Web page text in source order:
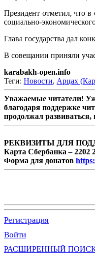
Президент отметил, что
социально-
Глава государства дал
В совещании приняли
karabakh-open.info
Теги: Новости, Арцах
Уважаемые читатели!
благодаря поддержке
продолжал
РЕКВИЗИТЫ ДЛЯ
Карта Сбербанка – 2202
Форма для донатов
Регистрация
Войти
РАСШИРЕННЫЙ